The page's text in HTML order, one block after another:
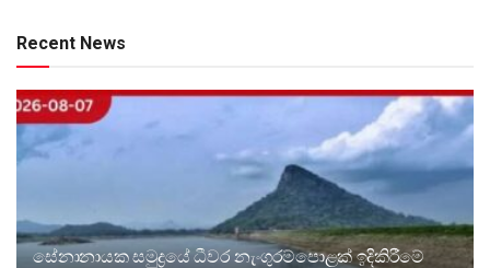
Recent News
සේනානායක සමුද්‍රයේ ධීවර නැංගුරම්පොළක් ඉදිකිරීමේ